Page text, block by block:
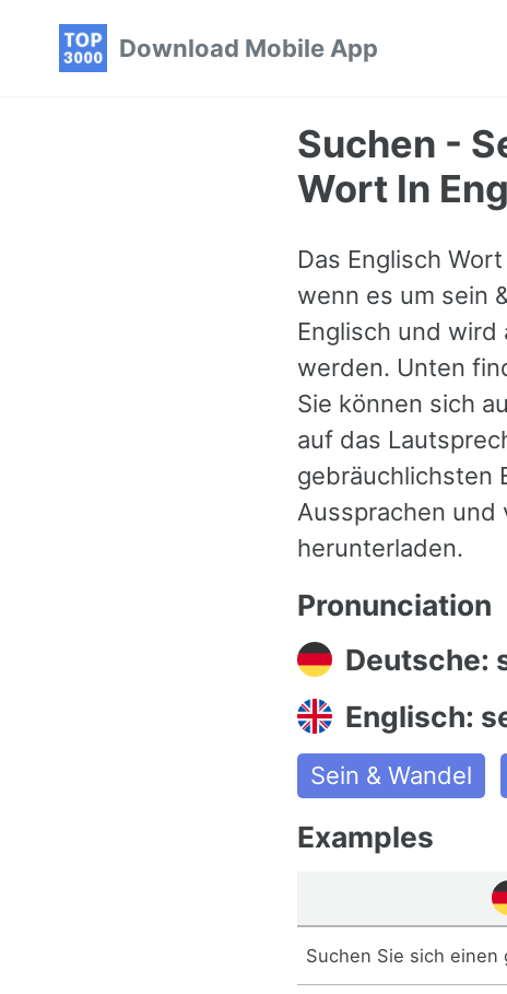
Download Mobile App
Suchen -
Wort In
Das Englisch
wenn es um sein
Englisch und
werden. Unten
Sie können sich
auf das
gebräuchlichsten
Aussprachen und
herunterladen.
Pronunciation
Deutsche:
Englisch:
Sein & Wandel
Examples
Suchen Sie sich einen